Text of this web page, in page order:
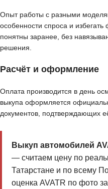
Опыт работы с разными
особенности спроса и
понятны заранее, без
решения.
Расчёт и оформление
Оплата производится в день
выкупа оформляется
документов, подтверждающих
Выкуп автомобилей
— считаем цену по
Татарстане и по всему
оценка AVATR по фото